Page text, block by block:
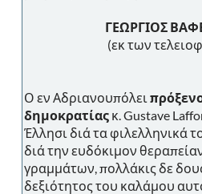
ΓΕΩΡΓΙΟΣ
(εκ των
Ο εν Αδριανουπόλει
δημοκρατίας κ. Gustave
Έλλησι διά τα φιλελληνικά
διά την ευδόκιμον
γραμμάτων, πολλάκις δε
δεξιότητος του καλάμου